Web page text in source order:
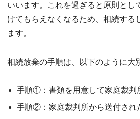
いいます。これを過ぎると原則とし
けてもらえなくなるため、相続する
ます。
相続放棄の手順は、以下のように大
手順①：書類を用意して家庭裁判
手順②：家庭裁判所から送付され